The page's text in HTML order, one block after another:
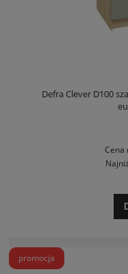
Defra Clever D100
promocja